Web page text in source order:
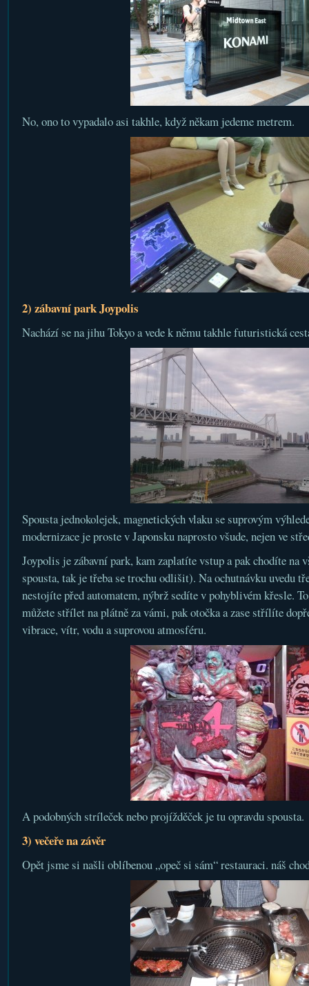
No, ono to vypadalo asi takhle, když někam jedeme metrem.
2) zábavní park Joypolis
Nachází se na jihu Tokyo a vede k němu takhle futuristická
Spousta jednokolejek, magnetických vlaku se suprovým
modernizace je proste v Japonsku naprosto všude, nejen ve
Joypolis je zábavní park, kam zaplatíte vstup a pak chodíte na
spousta, tak je třeba se trochu odlišit). Na ochutnávku uvedu
nestojíte před automatem, nýbrž sedíte v pohyblivém křesle.
můžete střílet na plátně za vámi, pak otočka a zase střílíte
vibrace, vítr, vodu a suprovou atmosféru.
A podobných stríleček nebo projížděček je tu opravdu spousta.
3) večeře na závěr
Opět jsme si našli oblíbenou „opeč si sám“ restauraci. náš